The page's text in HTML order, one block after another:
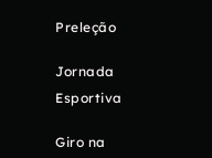
Preleção
Jornada
Esportiva
Giro na